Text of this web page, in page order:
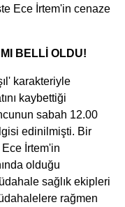
Ece İrtem'in cenaze
BELLİ OLDU!
karakteriyle
kaybettiği
sabah 12.00
edinilmişti. Bir
İrtem'in
olduğu
sağlık ekipleri
rağmen